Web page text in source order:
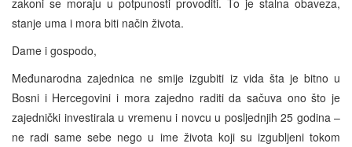
zakoni se moraju u potpunosti provoditi. To je stalna obaveza,
stanje uma i mora biti način života.
Dame i gospodo,
Međunarodna zajednica ne smije izgubiti iz vida šta je bitno u
Bosni i Hercegovini i mora zajedno raditi da sačuva ono što je
zajednički investirala u vremenu i novcu u posljednjih 25 godina –
ne radi same sebe nego u ime života koji su izgubljeni tokom